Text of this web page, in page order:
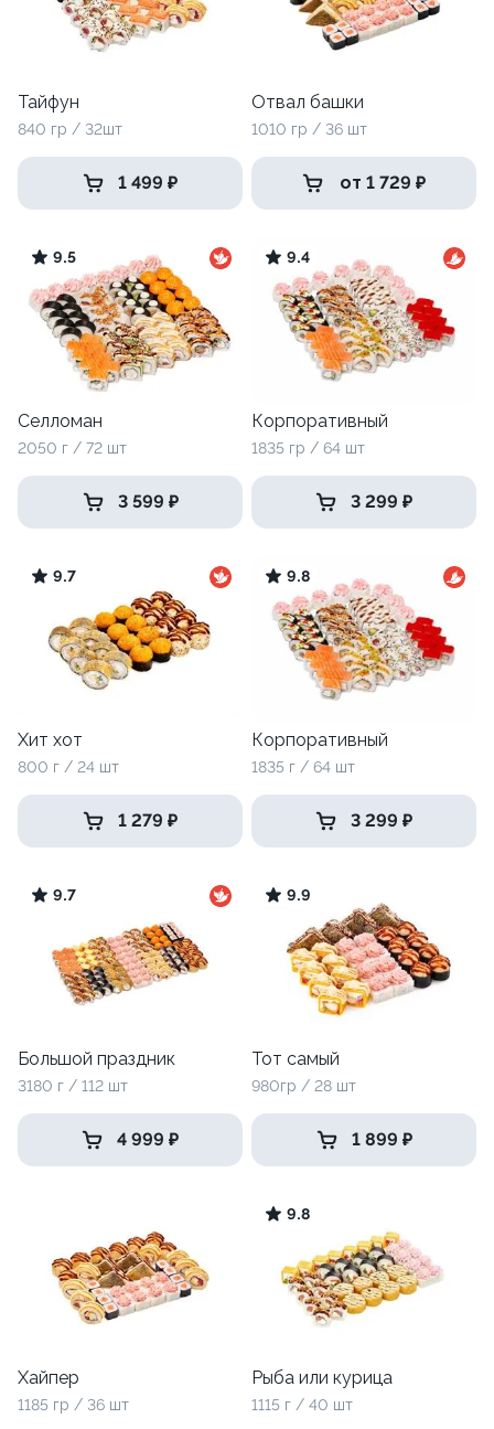
Тайфун
840 гр / 32шт
1 499 ₽
Отвал башки
1010 гр / 36 шт
от 1 729 ₽
9.5
Селломан
2050 г / 72 шт
3 599 ₽
9.4
Корпоративный
1835 гр / 64 шт
3 299 ₽
9.7
Хит хот
800 г / 24 шт
1 279 ₽
9.8
Корпоративный
1835 г / 64 шт
3 299 ₽
9.7
Большой праздник
3180 г / 112 шт
4 999 ₽
9.9
Тот самый
980гр / 28 шт
1 899 ₽
Хайпер
1185 гр / 36 шт
9.8
Рыба или курица
1115 г / 40 шт